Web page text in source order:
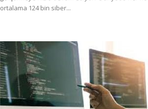
ortalama 124 bin siber...